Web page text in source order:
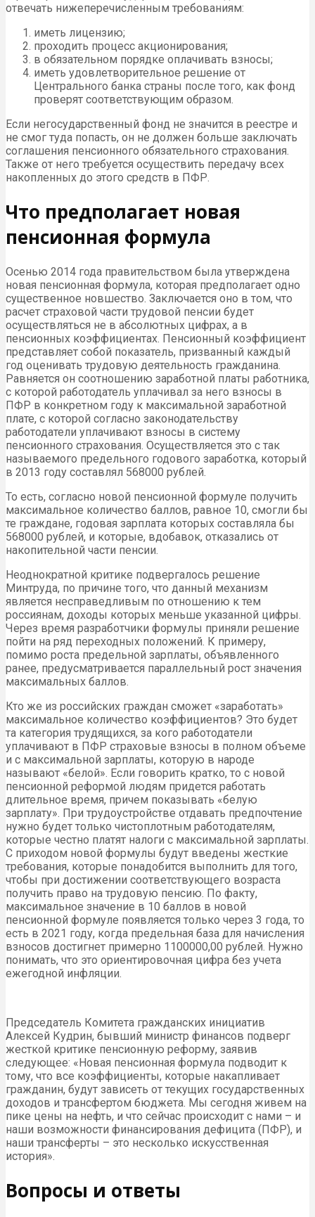
отвечать нижеперечисленным требованиям:
иметь лицензию;
проходить процесс акционирования;
в обязательном порядке оплачивать взносы;
иметь удовлетворительное решение от
Центрального банка страны после того, как фонд
проверят соответствующим образом.
Если негосударственный фонд не значится в реестре и
не смог туда попасть, он не должен больше заключать
соглашения пенсионного обязательного страхования.
Также от него требуется осуществить передачу всех
накопленных до этого средств в ПФР.
Что предполагает новая
пенсионная формула
Осенью 2014 года правительством была утверждена
новая пенсионная формула, которая предполагает одно
существенное новшество. Заключается оно в том, что
расчет страховой части трудовой пенсии будет
осуществляться не в абсолютных цифрах, а в
пенсионных коэффициентах. Пенсионный коэффициент
представляет собой показатель, призванный каждый
год оценивать трудовую деятельность гражданина.
Равняется он соотношению заработной платы работника,
с которой работодатель уплачивал за него взносы в
ПФР в конкретном году к максимальной заработной
плате, с которой согласно законодательству
работодатели уплачивают взносы в систему
пенсионного страхования. Осуществляется это с так
называемого предельного годового заработка, который
в 2013 году составлял 568000 рублей.
То есть, согласно новой пенсионной формуле получить
максимальное количество баллов, равное 10, смогли бы
те граждане, годовая зарплата которых составляла бы
568000 рублей, и которые, вдобавок, отказались от
накопительной части пенсии.
Неоднократной критике подвергалось решение
Минтруда, по причине того, что данный механизм
является несправедливым по отношению к тем
россиянам, доходы которых меньше указанной цифры.
Через время разработчики формулы приняли решение
пойти на ряд переходных положений. К примеру,
помимо роста предельной зарплаты, объявленного
ранее, предусматривается параллельный рост значения
максимальных баллов.
Кто же из российских граждан сможет «заработать»
максимальное количество коэффициентов? Это будет
та категория трудящихся, за кого работодатели
уплачивают в ПФР страховые взносы в полном объеме
и с максимальной зарплаты, которую в народе
называют «белой». Если говорить кратко, то с новой
пенсионной реформой людям придется работать
длительное время, причем показывать «белую
зарплату». При трудоустройстве отдавать предпочтение
нужно будет только чистоплотным работодателям,
которые честно платят налоги с максимальной зарплаты.
С приходом новой формулы будут введены жесткие
требования, которые понадобится выполнить для того,
чтобы при достижении соответствующего возраста
получить право на трудовую пенсию. По факту,
максимальное значение в 10 баллов в новой
пенсионной формуле появляется только через 3 года, то
есть в 2021 году, когда предельная база для начисления
взносов достигнет примерно 1100000,00 рублей. Нужно
понимать, что это ориентировочная цифра без учета
ежегодной инфляции.
Председатель Комитета гражданских инициатив
Алексей Кудрин, бывший министр финансов подверг
жесткой критике пенсионную реформу, заявив
следующее: «Новая пенсионная формула подводит к
тому, что все коэффициенты, которые накапливает
гражданин, будут зависеть от текущих государственных
доходов и трансфертом бюджета. Мы сегодня живем на
пике цены на нефть, и что сейчас происходит с нами – и
наши возможности финансирования дефицита (ПФР), и
наши трансферты – это несколько искусственная
история».
Вопросы и ответы